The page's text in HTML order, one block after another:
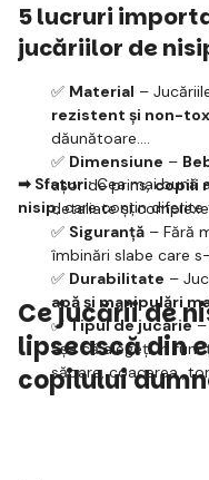
5 lucruri
jucăriilor de
✅ Material –
rezistent și non-
dăunătoare.
✅ Dimensiune –
ușor de prins,copiii
detaliate și
✅ Siguranță – Fără
îmbinări slabe care
✅ Durabilitate –
apă și manipulări
✅Tipul de jucărie–
așa că alegeți în
săpare, coacerea
➡ Sfaturi:Cea mai bună
nisip, care conțin
Ce jucării de
lipsească din
copilului